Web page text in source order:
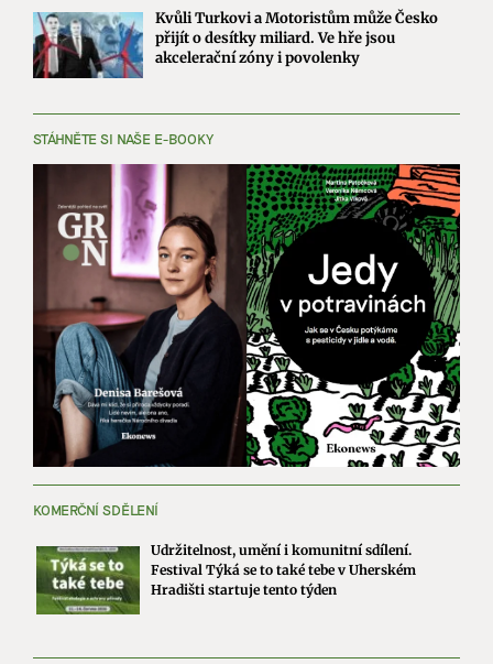
Kvůli Turkovi a Motoristům může Česko
přijít o desítky miliard. Ve hře jsou
akcelerační zóny i povolenky
STÁHNĚTE SI NAŠE E-BOOKY
KOMERČNÍ SDĚLENÍ
Udržitelnost, umění i komunitní sdílení.
Festival Týká se to také tebe v Uherském
Hradišti startuje tento týden